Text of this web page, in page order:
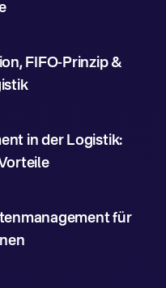
FIFO-Prinzip &
in der Logistik:
für